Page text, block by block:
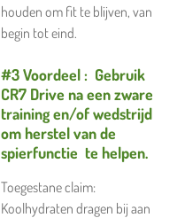
houden om fit te blijven, van
begin tot eind.
#3 Voordeel : Gebruik
CR7 Drive na een zware
training en/of wedstrijd
om herstel van de
spierfunctie te helpen.
Toegestane claim:
Koolhydraten dragen bij aan